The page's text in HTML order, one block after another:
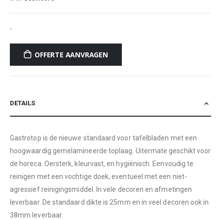
-
OFFERTE AANVRAGEN
DETAILS
Gastrotop is de nieuwe standaard voor tafelbladen met een
hoogwaardig gemelamineerde toplaag. Uitermate geschikt voor
de horeca. Oersterk, kleurvast, en hygiënisch. Eenvoudig te
reinigen met een vochtige doek, eventueel met een niet-
agressief reinigingsmiddel. In vele decoren en afmetingen
leverbaar. De standaard dikte is 25mm en in veel decoren ook in
38mm leverbaar.